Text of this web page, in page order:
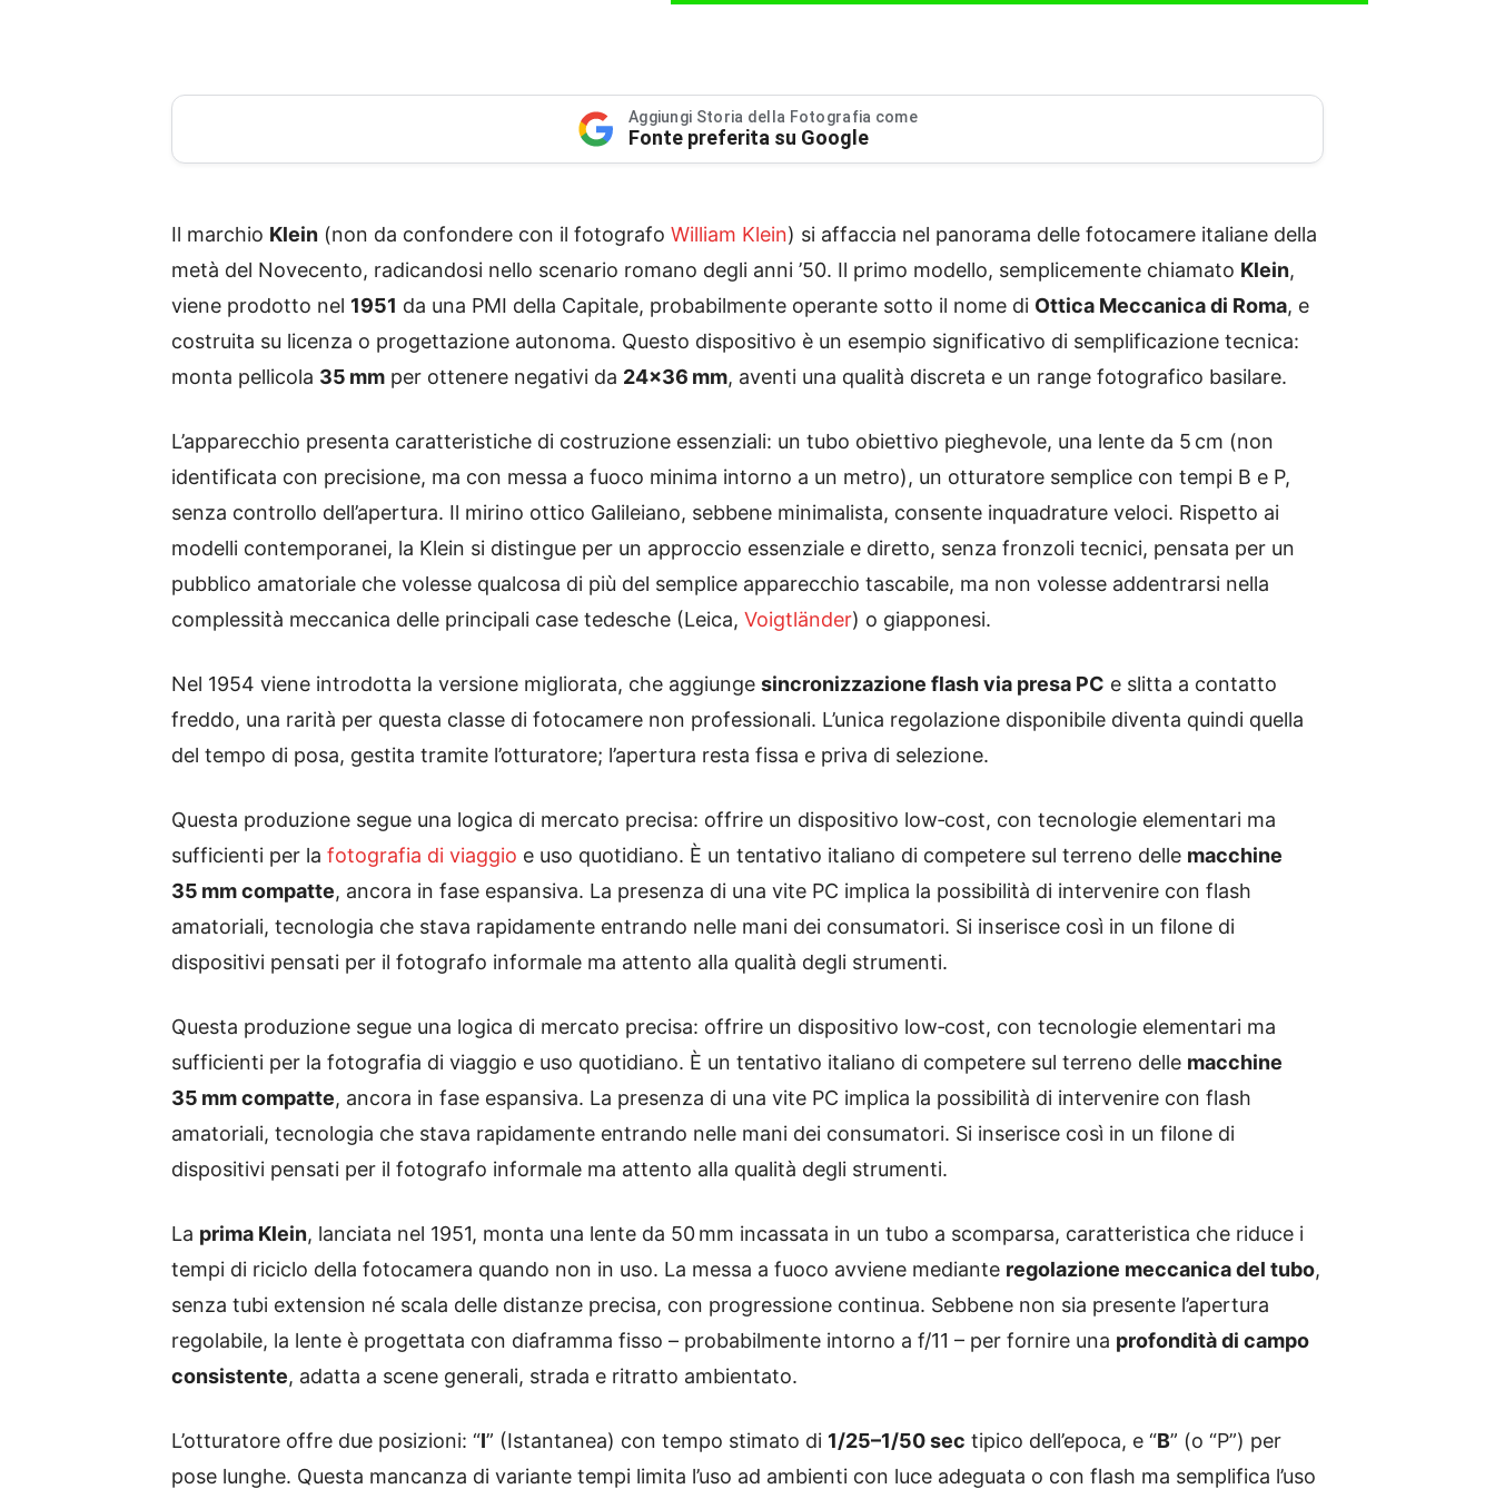
Aggiungi Storia della Fotografia come
Fonte preferita su Google
Il marchio Klein (non da confondere con il fotografo William Klein) si affaccia nel panorama delle fotocamere italiane della
metà del Novecento, radicandosi nello scenario romano degli anni ’50. Il primo modello, semplicemente chiamato Klein,
viene prodotto nel 1951 da una PMI della Capitale, probabilmente operante sotto il nome di Ottica Meccanica di Roma, e
costruita su licenza o progettazione autonoma. Questo dispositivo è un esempio significativo di semplificazione tecnica:
monta pellicola 35 mm per ottenere negativi da 24×36 mm, aventi una qualità discreta e un range fotografico basilare.
L’apparecchio presenta caratteristiche di costruzione essenziali: un tubo obiettivo pieghevole, una lente da 5 cm (non
identificata con precisione, ma con messa a fuoco minima intorno a un metro), un otturatore semplice con tempi B e P,
senza controllo dell’apertura. Il mirino ottico Galileiano, sebbene minimalista, consente inquadrature veloci. Rispetto ai
modelli contemporanei, la Klein si distingue per un approccio essenziale e diretto, senza fronzoli tecnici, pensata per un
pubblico amatoriale che volesse qualcosa di più del semplice apparecchio tascabile, ma non volesse addentrarsi nella
complessità meccanica delle principali case tedesche (Leica, Voigtländer) o giapponesi.
Nel 1954 viene introdotta la versione migliorata, che aggiunge sincronizzazione flash via presa PC e slitta a contatto
freddo, una rarità per questa classe di fotocamere non professionali. L’unica regolazione disponibile diventa quindi quella
del tempo di posa, gestita tramite l’otturatore; l’apertura resta fissa e priva di selezione.
Questa produzione segue una logica di mercato precisa: offrire un dispositivo low‑cost, con tecnologie elementari ma
sufficienti per la fotografia di viaggio e uso quotidiano. È un tentativo italiano di competere sul terreno delle macchine
35 mm compatte, ancora in fase espansiva. La presenza di una vite PC implica la possibilità di intervenire con flash
amatoriali, tecnologia che stava rapidamente entrando nelle mani dei consumatori. Si inserisce così in un filone di
dispositivi pensati per il fotografo informale ma attento alla qualità degli strumenti.
Questa produzione segue una logica di mercato precisa: offrire un dispositivo low‑cost, con tecnologie elementari ma
sufficienti per la fotografia di viaggio e uso quotidiano. È un tentativo italiano di competere sul terreno delle macchine
35 mm compatte, ancora in fase espansiva. La presenza di una vite PC implica la possibilità di intervenire con flash
amatoriali, tecnologia che stava rapidamente entrando nelle mani dei consumatori. Si inserisce così in un filone di
dispositivi pensati per il fotografo informale ma attento alla qualità degli strumenti.
La prima Klein, lanciata nel 1951, monta una lente da 50 mm incassata in un tubo a scomparsa, caratteristica che riduce i
tempi di riciclo della fotocamera quando non in uso. La messa a fuoco avviene mediante regolazione meccanica del tubo,
senza tubi extension né scala delle distanze precisa, con progressione continua. Sebbene non sia presente l’apertura
regolabile, la lente è progettata con diaframma fisso – probabilmente intorno a f/11 – per fornire una profondità di campo
consistente, adatta a scene generali, strada e ritratto ambientato.
L’otturatore offre due posizioni: “I” (Istantanea) con tempo stimato di 1/25–1/50 sec tipico dell’epoca, e “B” (o “P”) per
pose lunghe. Questa mancanza di variante tempi limita l’uso ad ambienti con luce adeguata o con flash ma semplifica l’uso